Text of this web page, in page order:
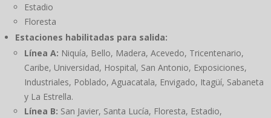
Estadio
Floresta
Estaciones habilitadas para salida:
Línea A: Niquía, Bello, Madera, Acevedo, Tricentenario,
Caribe, Universidad, Hospital, San Antonio, Exposiciones,
Industriales, Poblado, Aguacatala, Envigado, Itagüí, Sabaneta
y La Estrella.
Línea B: San Javier, Santa Lucía, Floresta, Estadio,